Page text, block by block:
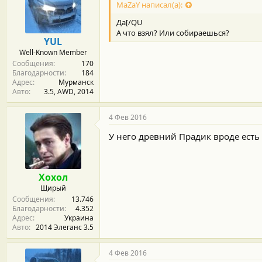
YUL
Well-Known Member
Сообщения
170
Благодарности
184
Адрес
Мурманск
Авто
3.5, АWD, 2014
MaZaY написал(а):
Да[/QU
А что взял? Или собираешься?
Хохол
Щирый
Сообщения
13.746
Благодарности
4.352
Адрес
Украина
Авто
2014 Элеганс 3.5
4 Фев 2016
У него древний Прадик вроде
4 Фев 2016